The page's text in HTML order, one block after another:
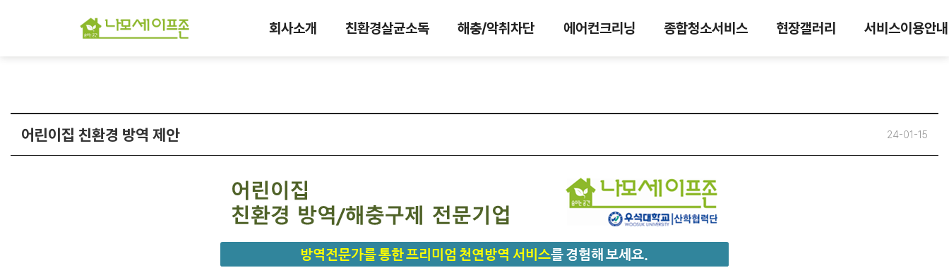
회사소개 친환경살균소독 해충/악취차단 에어컨크리닝 종합청소서비스 현장갤러리 서비스이용안내
어린이집 친환경 방역 제안 24-01-15